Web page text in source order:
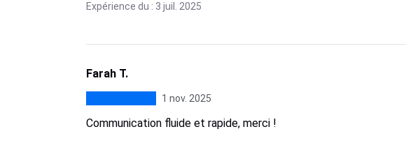
Expérience du : 3 juil. 2025
Farah T.
1 nov. 2025
Communication fluide et rapide, merci !